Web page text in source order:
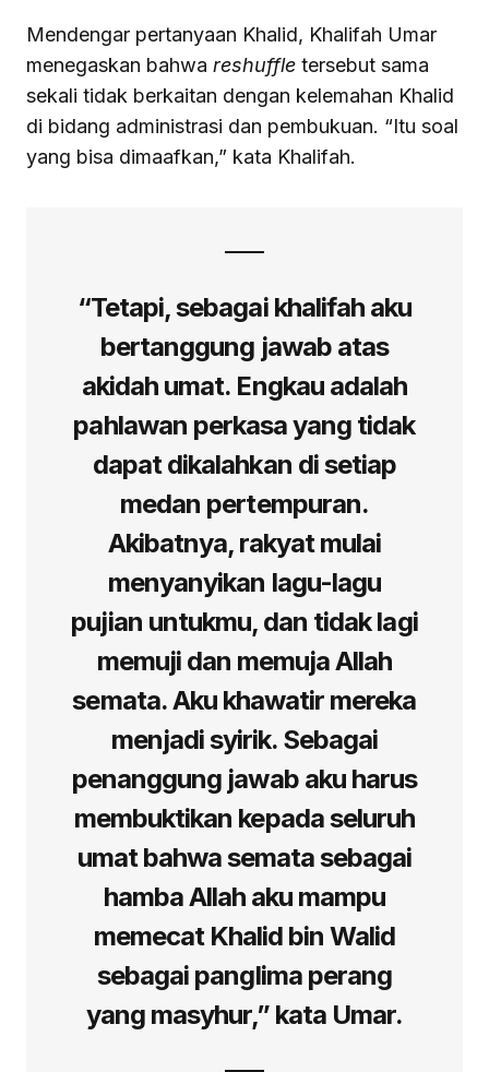
Mendengar pertanyaan Khalid, Khalifah Umar
menegaskan bahwa reshuffle tersebut sama
sekali tidak berkaitan dengan kelemahan Khalid
di bidang administrasi dan pembukuan. “Itu soal
yang bisa dimaafkan,” kata Khalifah.
“Tetapi, sebagai khalifah aku
bertanggung jawab atas
akidah umat. Engkau adalah
pahlawan perkasa yang tidak
dapat dikalahkan di setiap
medan pertempuran.
Akibatnya, rakyat mulai
menyanyikan lagu-lagu
pujian untukmu, dan tidak lagi
memuji dan memuja Allah
semata. Aku khawatir mereka
menjadi syirik. Sebagai
penanggung jawab aku harus
membuktikan kepada seluruh
umat bahwa semata sebagai
hamba Allah aku mampu
memecat Khalid bin Walid
sebagai panglima perang
yang masyhur,” kata Umar.